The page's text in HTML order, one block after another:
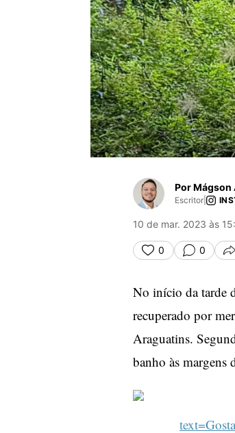
Por Mágson
Escritor|
10 de mar. 2023 às
0 0
No início da tarde
recuperado por
Araguatins.
banho às margens